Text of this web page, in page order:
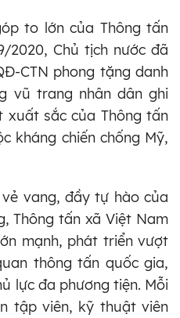
to lớn của Thông tấn
2020, Chủ tịch nước đã
CTN phong tặng danh
vũ trang nhân dân ghi
xuất sắc của Thông tấn
kháng chiến chống Mỹ,
vang, đầy tự hào của
Thông tấn xã Việt Nam
mạnh, phát triển vượt
thông tấn quốc gia,
lực đa phương tiện. Mỗi
tập viên, kỹ thuật viên